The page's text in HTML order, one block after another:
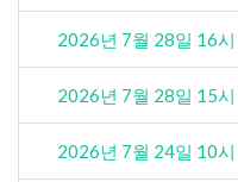
2026년 7월 28일 16시
2026년 7월 28일 15시
2026년 7월 24일 10시